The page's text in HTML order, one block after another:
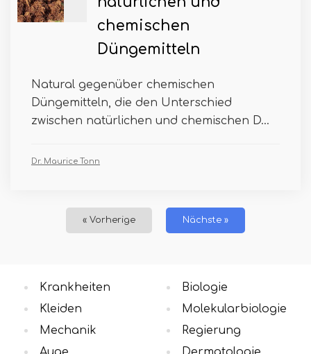
chemischen
Düngemitteln
Natural gegenüber chemischen
Düngemitteln, die den Unterschied
zwischen natürlichen und chemischen D...
Dr. Maurice Tonn
« Vorherige Nächste »
Krankheiten
Kleiden
Mechanik
Biologie
Molekularbiologie
Regierung